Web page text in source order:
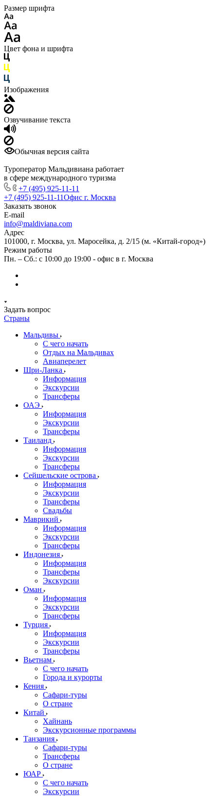
Размер шрифта
Цвет фона и шрифта
Изображения
Озвучивание текста
Обычная версия сайта
Туроператор Мальдивиана работает
в сфере международного туризма
+7 (495) 925-11-11
+7 (495) 925-11-11Офис г. Москва
Заказать звонок
E-mail
info@maldiviana.com
Адрес
101000, г. Москва, ул. Маросейка, д. 2/15 (м. «Китай-город»)
Режим работы
Пн. – Сб.: с 10:00 до 19:00 - офис в г. Москва
Задать вопрос
Страны
Мальдивы
С чего начать
Отдых на Мальдивах
Авиаперелет
Шри-Ланка
Информация
Экскурсии
Трансферы
ОАЭ
Информация
Экскурсии
Трансферы
Таиланд
Информация
Экскурсии
Трансферы
Сейшельские острова
Информация
Экскурсии
Трансферы
Свадьбы
Маврикий
Информация
Экскурсии
Трансферы
Индонезия
Информация
Трансферы
Экскурсии
Оман
Информация
Экскурсии
Трансферы
Турция
Информация
Экскурсии
Трансферы
Вьетнам
С чего начать
Города и курорты
Кения
Сафари-туры
О стране
Китай
Хайнань
Экскурсионные программы
Танзания
Сафари-туры
Трансферы
О стране
ЮАР
С чего начать
Экскурсии